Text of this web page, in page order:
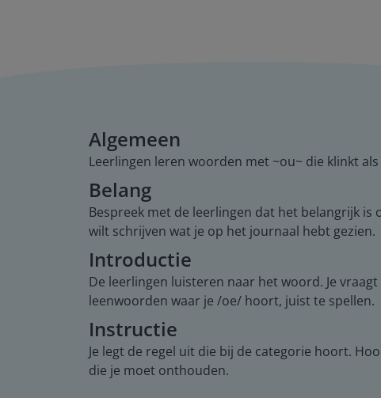
Algemeen
Leerlingen leren woorden met ~ou~ die klinkt
Belang
Bespreek met de leerlingen dat het belangrijk
wilt schrijven wat je op het journaal hebt gezien.
Introductie
De leerlingen luisteren naar het woord. Je
leenwoorden waar je /oe/ hoort, juist te spellen.
Instructie
Je legt de regel uit die bij de categorie hoort.
die je moet onthouden.